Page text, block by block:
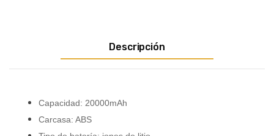
Descripción
Capacidad: 20000mAh
Carcasa: ABS